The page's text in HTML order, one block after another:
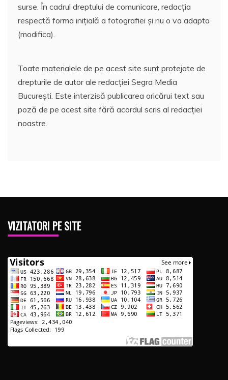
surse. În cadrul dreptului de comunicare, redacția
respectă forma inițială a fotografiei și nu o va adapta
(modifica).
Toate materialele de pe acest site sunt protejate de
drepturile de autor ale redacției Segra Media
București. Este interzisă publicarea oricărui text sau
poză de pe acest site fără acordul scris al redacției
noastre.
VIZITATORI PE SITE